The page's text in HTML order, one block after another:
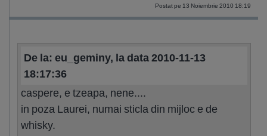
Postat pe 13 Noiembrie 2010 18:19
De la: eu_geminy, la data 2010-11-13
18:17:36
caspere, e tzeapa, nene....
in poza Laurei, numai sticla din mijloc e de
whisky.